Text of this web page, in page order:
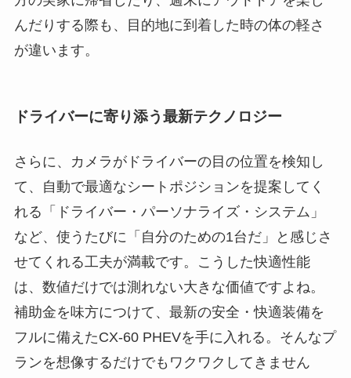
んだりする際も、目的地に到着した時の体の軽さ
が違います。
ドライバーに寄り添う最新テクノロジー
さらに、カメラがドライバーの目の位置を検知し
て、自動で最適なシートポジションを提案してく
れる「ドライバー・パーソナライズ・システム」
など、使うたびに「自分のための1台だ」と感じさ
せてくれる工夫が満載です。こうした快適性能
は、数値だけでは測れない大きな価値ですよね。
補助金を味方につけて、最新の安全・快適装備を
フルに備えたCX-60 PHEVを手に入れる。そんなプ
ランを想像するだけでもワクワクしてきません